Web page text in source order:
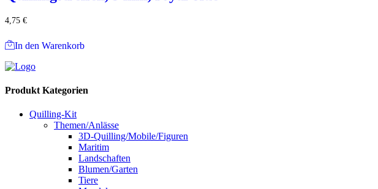
4,75 €
In den Warenkorb
Produkt Kategorien
Quilling-Kit
Themen/Anlässe
3D-Quilling/Mobile/Figuren
Maritim
Landschaften
Blumen/Garten
Tiere